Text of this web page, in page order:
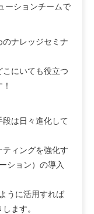
ーションチームで
ナレッジセミナ
にいても役立つ
は日々進化して
ィングを強化す
ション）の導入
うに活用すれば
ます。